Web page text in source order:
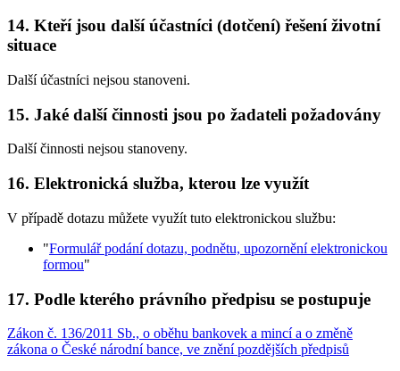
14. Kteří jsou další účastníci (dotčení) řešení životní
situace
Další účastníci nejsou stanoveni.
15. Jaké další činnosti jsou po žadateli požadovány
Další činnosti nejsou stanoveny.
16. Elektronická služba, kterou lze využít
V případě dotazu můžete využít tuto elektronickou službu:
"Formulář podání dotazu, podnětu, upozornění elektronickou
formou"
17. Podle kterého právního předpisu se postupuje
Zákon č. 136/2011 Sb., o oběhu bankovek a mincí a o změně
zákona o České národní bance, ve znění pozdějších předpisů